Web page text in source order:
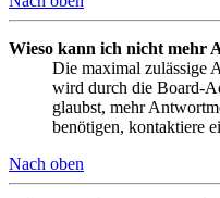
Wieso kann ich nicht mehr
Die maximal zulässige
wird durch die Board-
glaubst, mehr
benötigen, kontaktiere
Nach oben